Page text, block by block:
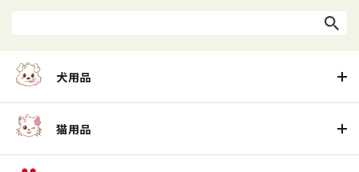
犬用品
猫用品